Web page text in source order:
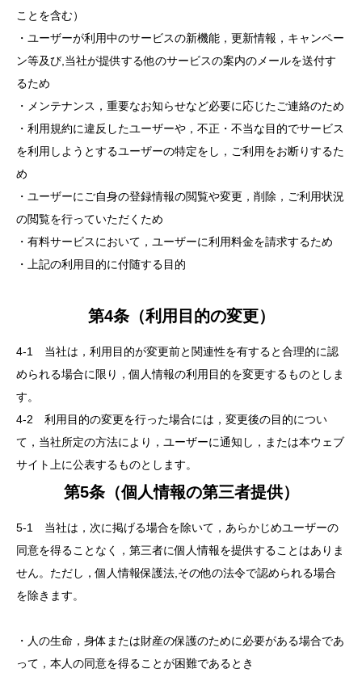
ことを含む）
・ユーザーが利用中のサービスの新機能，更新情報，キャンペー
ン等及び,当社が提供する他のサービスの案内のメールを送付す
るため
・メンテナンス，重要なお知らせなど必要に応じたご連絡のため
・利用規約に違反したユーザーや，不正・不当な目的でサービス
を利用しようとするユーザーの特定をし，ご利用をお断りするた
め
・ユーザーにご自身の登録情報の閲覧や変更，削除，ご利用状況
の閲覧を行っていただくため
・有料サービスにおいて，ユーザーに利用料金を請求するため
・上記の利用目的に付随する目的
第4条（利用目的の変更）
4-1 当社は，利用目的が変更前と関連性を有すると合理的に認
められる場合に限り，個人情報の利用目的を変更するものとしま
す。
4-2 利用目的の変更を行った場合には，変更後の目的につい
て，当社所定の方法により，ユーザーに通知し，または本ウェブ
サイト上に公表するものとします。
第5条（個人情報の第三者提供）
5-1 当社は，次に掲げる場合を除いて，あらかじめユーザーの
同意を得ることなく，第三者に個人情報を提供することはありま
せん。ただし，個人情報保護法,その他の法令で認められる場合
を除きます。
・人の生命，身体または財産の保護のために必要がある場合であ
って，本人の同意を得ることが困難であるとき